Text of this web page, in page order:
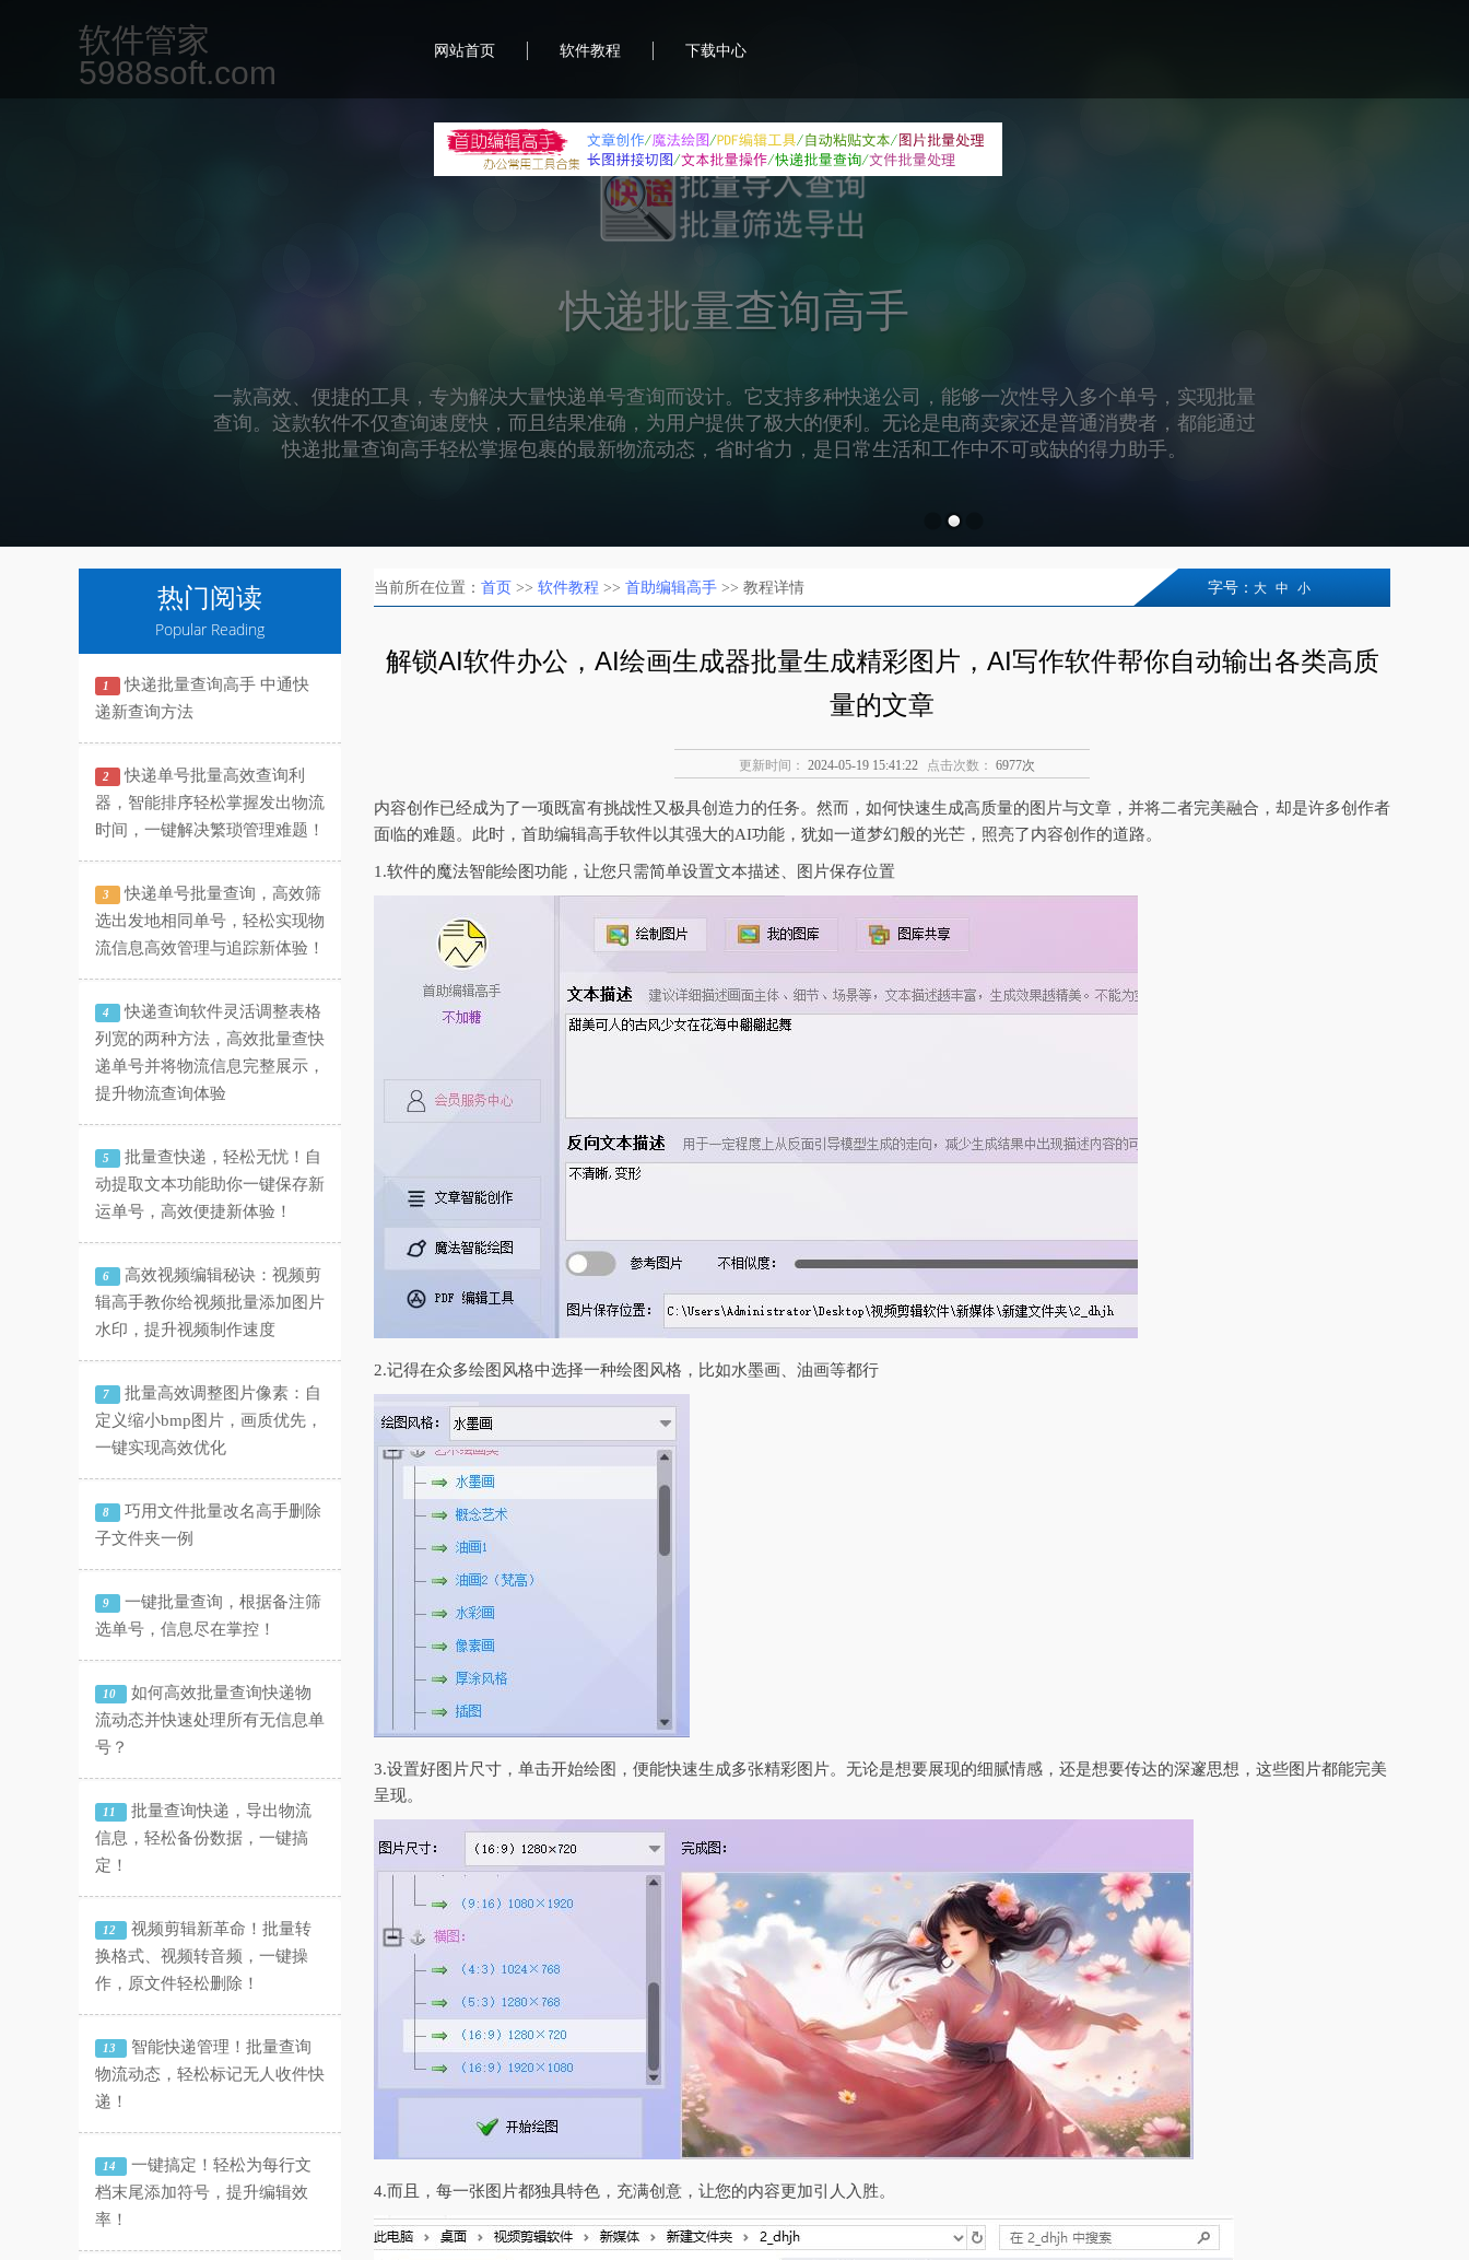
首助编辑高手
一款专为现代办公场景设计的集合软件，致力于提升用户的办公效率和便利性。它集成了多种实用的办公辅助工具，包括
但不限于文档编辑、图片处理、PDF编辑、文本批量操作等功能，帮助用户轻松应对各种办公挑战。
软件管家
5988soft.com
网站首页 | 软件教程 | 下载中心
热门阅读
Popular Reading
1
快递批量查询高手 中通快
递新查询方法
2
快递单号批量高效查询利
器，智能排序轻松掌握发出物流
时间，一键解决繁琐管理难题！
3
快递单号批量查询，高效筛
选出发地相同单号，轻松实现物
流信息高效管理与追踪新体验！
4
快递查询软件灵活调整表格
列宽的两种方法，高效批量查快
递单号并将物流信息完整展示，
提升物流查询体验
5
批量查快递，轻松无忧！自
动提取文本功能助你一键保存新
运单号，高效便捷新体验！
6
高效视频编辑秘诀：视频剪
辑高手教你给视频批量添加图片
水印，提升视频制作速度
7
批量高效调整图片像素：自
定义缩小bmp图片，画质优先，
一键实现高效优化
8
巧用文件批量改名高手删除
子文件夹一例
9
一键批量查询，根据备注筛
选单号，信息尽在掌控！
10
如何高效批量查询快递物
流动态并快速处理所有无信息单
号？
11
批量查询快递，导出物流
信息，轻松备份数据，一键搞
定！
12
视频剪辑新革命！批量转
换格式、视频转音频，一键操
作，原文件轻松删除！
13
智能快递管理！批量查询
物流动态，轻松标记无人收件快
递！
14
一键搞定！轻松为每行文
档末尾添加符号，提升编辑效
率！
当前所在位置： 首页 >> 软件教程 >> 首助编辑高手 >> 教程详情 字号： 大 中 小
解锁AI软件办公，AI绘画生成器批量生成精彩图片，AI写作软件帮你自动输出各类高质
量的文章
更新时间： 2024-05-19 15:41:22 点击次数： 6977次
内容创作已经成为了一项既富有挑战性又极具创造力的任务。然而，如何快速生成高质量的图片与文章，并将二者完美融合，却是许多创作者
面临的难题。此时，首助编辑高手软件以其强大的AI功能，犹如一道梦幻般的光芒，照亮了内容创作的道路。
1.软件的魔法智能绘图功能，让您只需简单设置文本描述、图片保存位置
2.记得在众多绘图风格中选择一种绘图风格，比如水墨画、油画等都行
3.设置好图片尺寸，单击开始绘图，便能快速生成多张精彩图片。无论是想要展现的细腻情感，还是想要传达的深邃思想，这些图片都能完美
呈现。
4.而且，每一张图片都独具特色，充满创意，让您的内容更加引人入胜。